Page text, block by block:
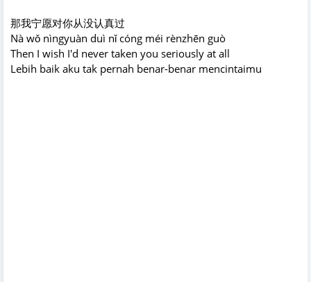
那我宁愿对你从没认真过
Nà wǒ nìngyuàn duì nǐ cóng méi rènzhēn guò
Then I wish I'd never taken you seriously at all
Lebih baik aku tak pernah benar-benar mencintaimu